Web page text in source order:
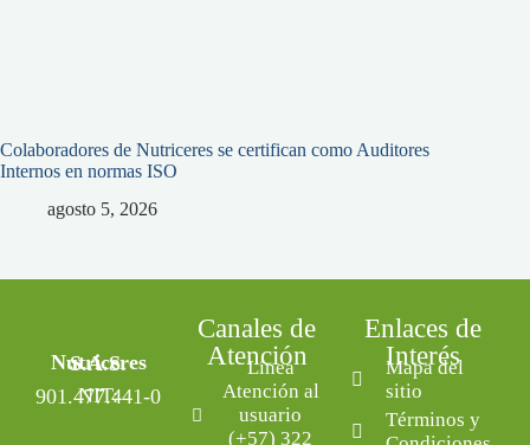
Colaboradores de Nutriceres se certifican como Auditores
Internos en normas ISO
agosto 5, 2026
Nutriceres S.A.S.
NIT: 901.477.441-0
Canales de
Atención
Línea
Atención al
usuario
(+57) 322
Enlaces de
Interés
Mapa del
sitio
Términos y